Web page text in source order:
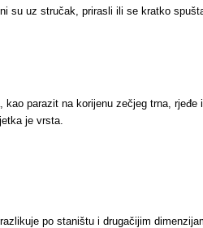
su uz stručak, prirasli ili se kratko
parazit na korijenu zečjeg trna,
je vrsta.
po staništu i drugačijim